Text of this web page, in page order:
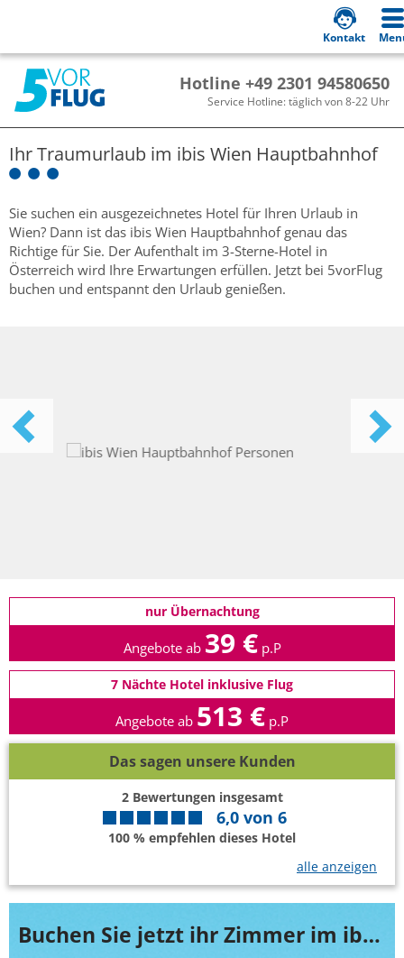
Hotline +49 2301 94580650
Service Hotline: täglich von 8-22 Uhr
Kontakt
Ihr Traumurlaub im ibis Wien Hauptbahnhof
Sie suchen ein ausgezeichnetes Hotel für Ihren Urlaub in
Wien? Dann ist das ibis Wien Hauptbahnhof genau das
Richtige für Sie. Der Aufenthalt im 3-Sterne-Hotel in
Österreich wird Ihre Erwartungen erfüllen. Jetzt bei 5vorFlug
buchen und entspannt den Urlaub genießen.
nur Übernachtung
Angebote ab 39 € p.P
7 Nächte Hotel inklusive Flug
Angebote ab 513 € p.P
Das sagen unsere Kunden
2Bewertungen insgesamt
6,0 von 6
100 % empfehlen dieses Hotel
alle anzeigen
Buchen Sie jetzt ihr Zimmer im ibis Wien Hauptbahnhof